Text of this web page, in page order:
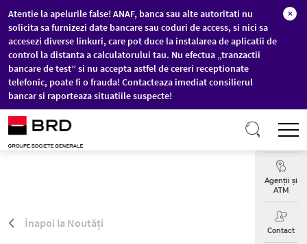
Sari la conținutul principal
Atentie la apelurile false! ANAF, banca sau alte autoritati nu
solicita sa furnizezi date bancare sau coduri de access, si nici sa
accesezi diverse linkuri, care pot duce la instalarea de aplicatii de
control la distanta a calculatorului tau. Nu efectua „tranzactii
bancare de test” si nu accepta astfel de cereri receptionate
telefonic, poate fi o frauda! Contacteaza imediat consilierul
bancar si raporteaza situatiile suspecte!
×
Curs
Agenții și
ATM
Contact
Înapoi la Noutăți